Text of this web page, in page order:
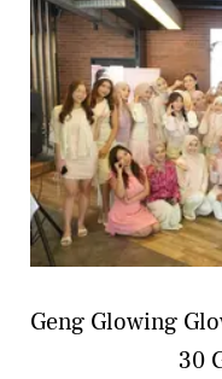
Geng Glowing
30